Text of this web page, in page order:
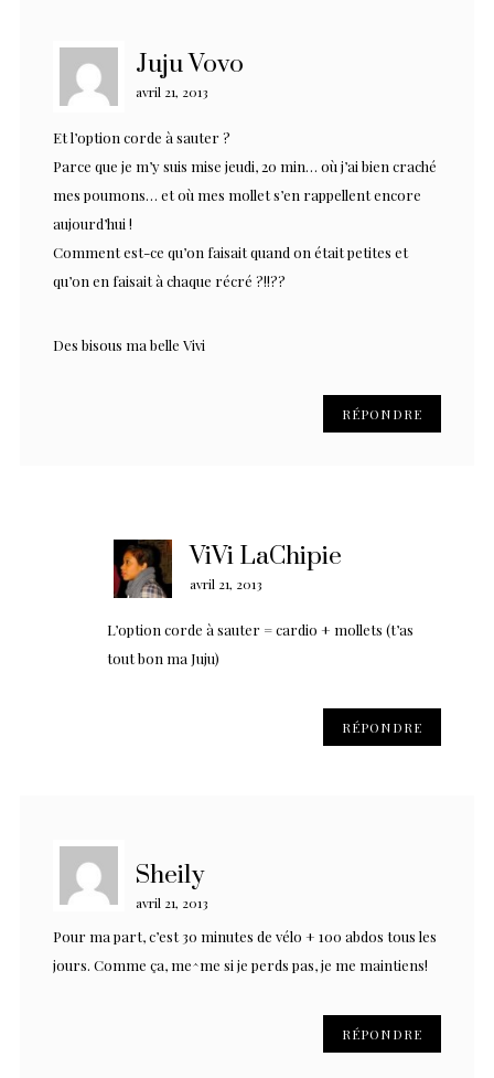
Juju Vovo
avril 21, 2013
Et l’option corde à sauter ?
Parce que je m’y suis mise jeudi, 20 min… où j’ai bien craché
mes poumons… et où mes mollet s’en rappellent encore
aujourd’hui !
Comment est-ce qu’on faisait quand on était petites et
qu’on en faisait à chaque récré ?!!??
Des bisous ma belle Vivi
RÉPONDRE
ViVi LaChipie
avril 21, 2013
L’option corde à sauter = cardio + mollets (t’as
tout bon ma Juju)
RÉPONDRE
Sheily
avril 21, 2013
Pour ma part, c’est 30 minutes de vélo + 100 abdos tous les
jours. Comme ça, me^me si je perds pas, je me maintiens!
RÉPONDRE